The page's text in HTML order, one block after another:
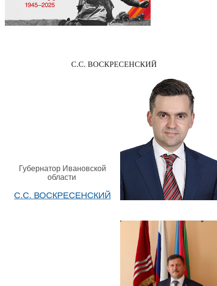
С.С. ВОСКРЕСЕНСКИЙ
Губернатор Ивановской
области
С.С. ВОСКРЕСЕНСКИЙ